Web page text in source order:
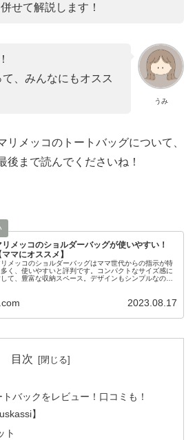
せて解説します！
うみ
、みんなにもオスス
リメッコのトートバッグについて、
後まで読んでくださいね！
リメッコのショルダーバッグが使いやすい！
ママにオススメ】
メッコのショルダーバッグはママ世代からの指示が特
多く、使いやすいと評判です。コンパクトなサイズ感に
て、豊富な収納スペース。デザインもシンプルなの
2023.08.17
目次
バックをレビュー！口コミも！
】
ト